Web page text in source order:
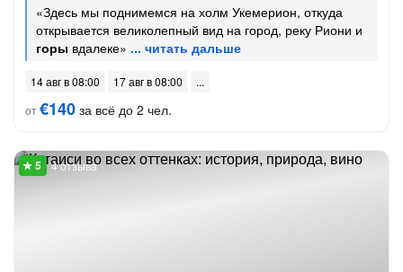
«Здесь мы поднимемся на холм Укемерион, откуда
открывается великолепный вид на город, реку Риони и
горы вдалеке»
14 авг в 08:00
17 авг в 08:00
от€140 за всё до 2 чел.
4 отзыва